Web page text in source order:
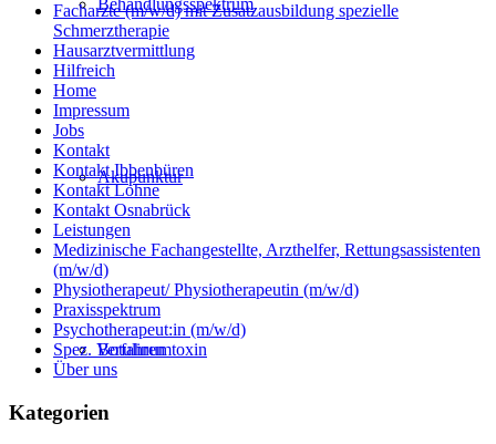
Behandlungsspektrum
Akupunktur
Botulinumtoxin
Facharzte (m/w/d) mit Zusatzausbildung spezielle
Schmerztherapie
Hausarztvermittlung
Hilfreich
Home
Impressum
Jobs
Kontakt
Kontakt Ibbenbüren
Kontakt Lohne
Kontakt Osnabrück
Leistungen
Medizinische Fachangestellte, Arzthelfer, Rettungsassistenten
(m/w/d)
Physiotherapeut/ Physiotherapeutin (m/w/d)
Praxisspektrum
Psychotherapeut:in (m/w/d)
Spez. Verfahren
Über uns
Kategorien